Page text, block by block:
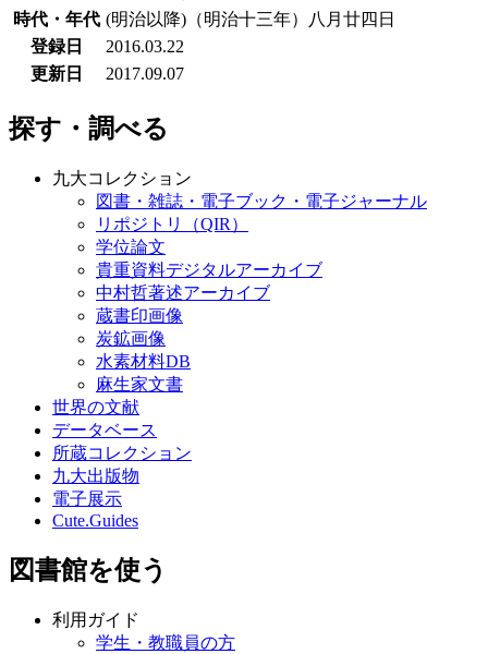
時代・年代 (明治以降)（明治十三年）八月廿四日
登録日
2016.03.22
更新日
2017.09.07
探す・調べる
九大コレクション
図書・雑誌・電子ブック・電子ジャーナル
リポジトリ（QIR）
学位論文
貴重資料デジタルアーカイブ
中村哲著述アーカイブ
蔵書印画像
炭鉱画像
水素材料DB
麻生家文書
世界の文献
データベース
所蔵コレクション
九大出版物
電子展示
Cute.Guides
図書館を使う
利用ガイド
学生・教職員の方